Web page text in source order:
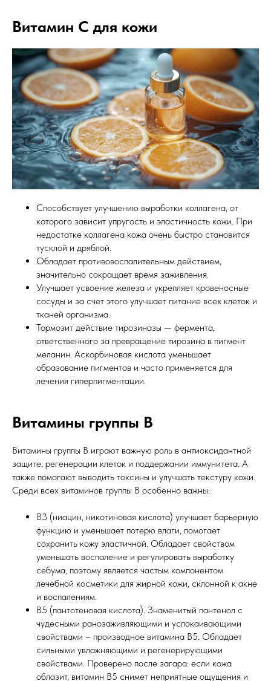
Витамин С для кожи
Способствует улучшению выработки коллагена, от
которого зависит упругость и эластичность кожи. При
недостатке коллагена кожа очень быстро становится
тусклой и дряблой.
Обладает противовоспалительным действием,
значительно сокращает время заживления.
Улучшает усвоение железа и укрепляет кровеносные
сосуды и за счет этого улучшает питание всех клеток и
тканей организма.
Тормозит действие тирозиназы — фермента,
ответственного за превращение тирозина в пигмент
меланин. Аскорбиновая кислота уменьшает
образование пигментов и часто применяется для
лечения гиперпигментации.
Витамины группы В
Витамины группы В играют важную роль в антиоксидантной
защите, регенерации клеток и поддержании иммунитета. А
также помогают выводить токсины и улучшать текстуру кожи.
Среди всех витаминов группы В особенно важны:
В3 (ниацин, никотиновая кислота) улучшает барьерную
функцию и уменьшает потерю влаги, помогает
сохранить кожу эластичной. Обладает свойством
уменьшать воспаление и регулировать выработку
себума, поэтому является частым компонентом
лечебной косметики для жирной кожи, склонной к акне
и воспалениям.
В5 (пантотеновая кислота). Знаменитый пантенол с
чудесными ранозаживляющими и успокаивающими
свойствами – производное витамина В5. Обладает
сильными увлажняющими и регенерирующими
свойствами. Проверено после загара: если кожа
облазит, витамин В5 снимет неприятные ощущения и